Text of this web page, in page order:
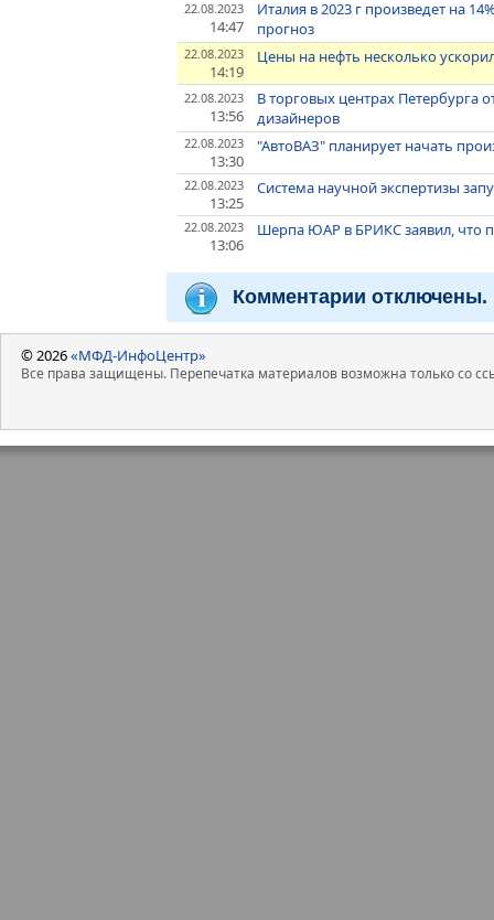
22.08.2023
14:47
Италия в 2023 г произведет на
прогноз
22.08.2023
14:19
Цены на нефть несколько
22.08.2023
13:56
В торговых центрах Петербурга
дизайнеров
22.08.2023
13:30
"АвтоВАЗ" планирует начать
22.08.2023
13:25
Система научной экспертизы
22.08.2023
13:06
Шерпа ЮАР в БРИКС заявил, что
Комментарии отключены.
© 2026«МФД-ИнфоЦентр»
Все права защищены. Перепечатка материалов возможна только со